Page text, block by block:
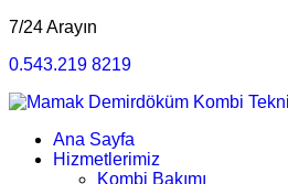
7/24 Arayın
0.543.219 8219
Ana Sayfa
Hizmetlerimiz
Kombi Bakımı